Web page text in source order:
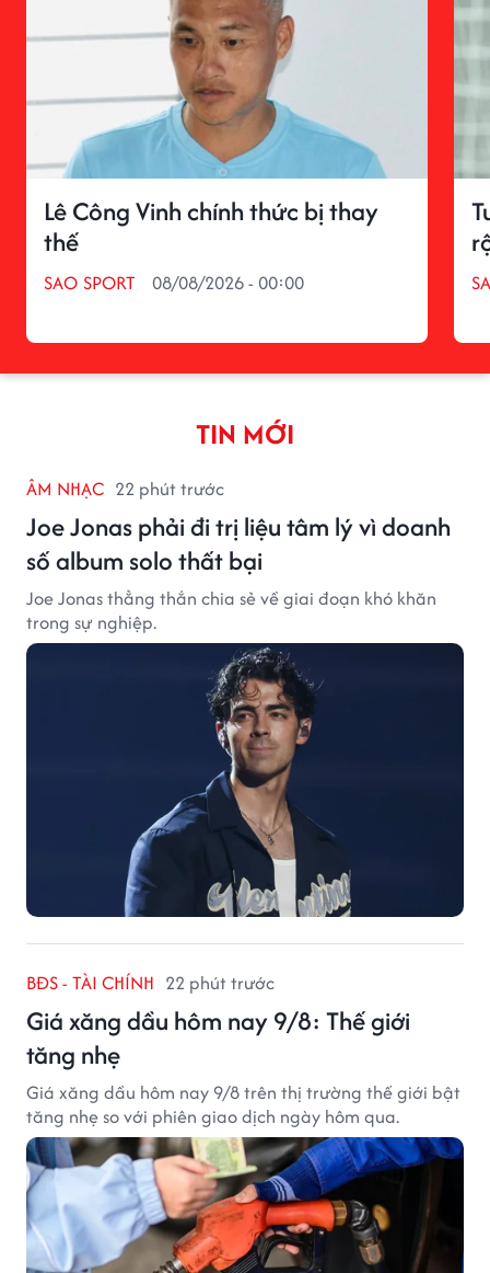
Lê Công Vinh chính thức bị thay
thế
SAO SPORT 08/08/2026 - 00:00
TIN MỚI
ÂM NHẠC 22 phút trước
Joe Jonas phải đi trị liệu tâm lý vì doanh
số album solo thất bại
Joe Jonas thẳng thắn chia sẻ về giai đoạn khó khăn
trong sự nghiệp.
BĐS - TÀI CHÍNH 22 phút trước
Giá xăng dầu hôm nay 9/8: Thế giới
tăng nhẹ
Giá xăng dầu hôm nay 9/8 trên thị trường thế giới bật
tăng nhẹ so với phiên giao dịch ngày hôm qua.